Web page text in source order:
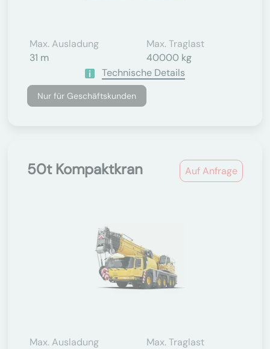
Max. Ausladung
31 m
Max. Traglast
40000 kg
Technische Details
Nur für Geschäftskunden
Auf Anfrage
50t Kompaktkran
Max. Ausladung
Max. Traglast